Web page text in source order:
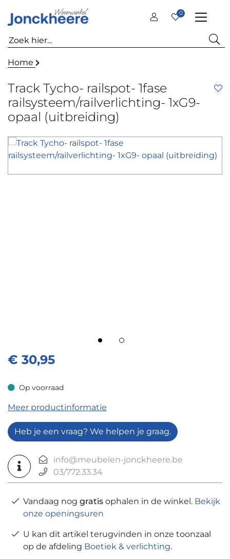
0
Home
Track Tycho- railspot- 1fase
railsysteem/railverlichting- 1xG9-
opaal (uitbreiding)
€ 30,95
Op voorraad
Op voorraad
Meer productinformatie
Heb je een vraag? We helpen je graag.
info@meubelen-jonckheere.be
03/772.33.34
Vandaag nog gratis ophalen in de winkel. Bekijk
onze openingsuren
U kan dit artikel terugvinden in onze toonzaal
op de afdeling Boetiek & verlichting.